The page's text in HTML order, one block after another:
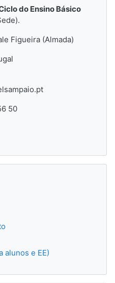
do Ensino Básico
Figueira (Almada)
50
alunos e EE)